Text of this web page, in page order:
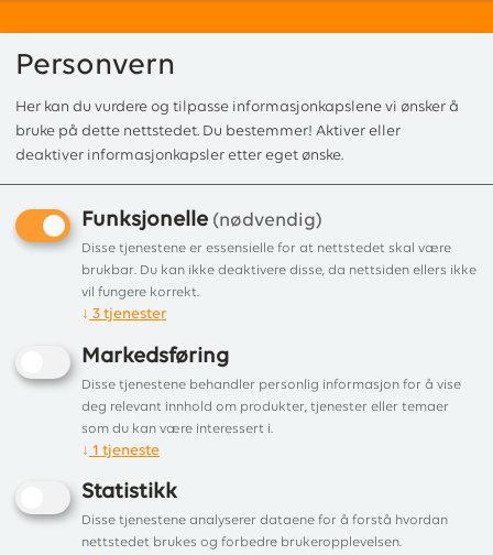
Forside/ Produkter/Griller/Kullgrill/ LotusGrill Small G 280 Antracite
LotusGrill Small G 280
Antracite Grey
Kullgrill med vifte
Personvern
Her kan du vurdere og tilpasse informasjonkapslene vi ønsker å
bruke på dette nettstedet. Du bestemmer! Aktiver eller
deaktiver informasjonkapsler etter eget ønske.
Funksjonelle (nødvendig)
Disse tjenestene er essensielle for at nettstedet skal være
brukbar. Du kan ikke deaktivere disse, da nettsiden ellers ikke
vil fungere korrekt.
↓ 3 tjenester
Markedsføring
Disse tjenestene behandler personlig informasjon for å vise
deg relevant innhold om produkter, tjenester eller temaer
som du kan være interessert i.
↓ 1 tjeneste
Statistikk
Disse tjenestene analyserer dataene for å forstå hvordan
nettstedet brukes og forbedre brukeropplevelsen.